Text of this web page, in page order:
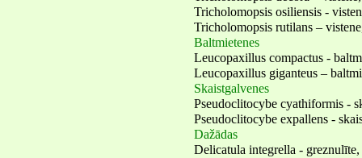
Tricholomopsis osiliensis -
Tricholomopsis rutilans –
Baltmietenes
Leucopaxillus compactus -
Leucopaxillus giganteus –
Skaistgalvenes
Pseudoclitocybe cyathiformis -
Pseudoclitocybe expallens -
Dažādas
Delicatula integrella - greznulīte,